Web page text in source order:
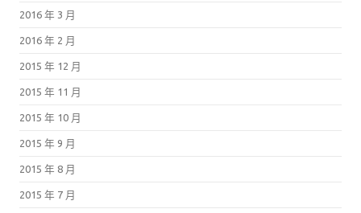
2016 年 3 月
2016 年 2 月
2015 年 12 月
2015 年 11 月
2015 年 10 月
2015 年 9 月
2015 年 8 月
2015 年 7 月